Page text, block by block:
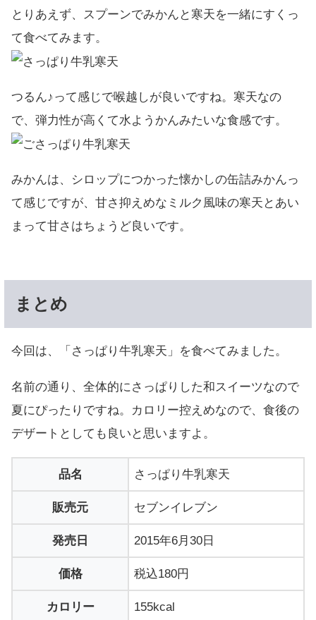
とりあえず、スプーンでみかんと寒天を一緒にすくっ
て食べてみます。
つるん♪って感じで喉越しが良いですね。寒天なの
で、弾力性が高くて水ようかんみたいな食感です。
みかんは、シロップにつかった懐かしの缶詰みかんっ
て感じですが、甘さ抑えめなミルク風味の寒天とあい
まって甘さはちょうど良いです。
まとめ
今回は、「さっぱり牛乳寒天」を食べてみました。
名前の通り、全体的にさっぱりした和スイーツなので
夏にぴったりですね。カロリー控えめなので、食後の
デザートとしても良いと思いますよ。
品名 さっぱり牛乳寒天
販売元 セブンイレブン
発売日 2015年6月30日
価格 税込180円
カロリー 155kcal